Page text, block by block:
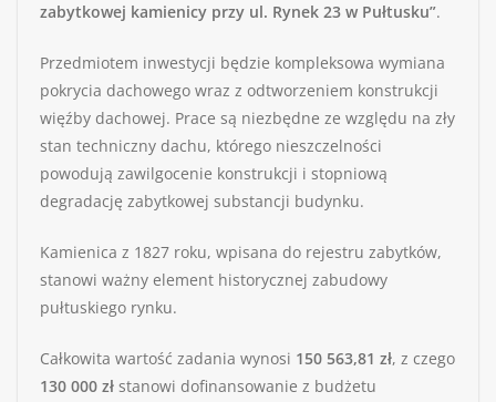
zabytkowej kamienicy przy ul. Rynek 23 w Pułtusku”.
Przedmiotem inwestycji będzie kompleksowa wymiana
pokrycia dachowego wraz z odtworzeniem konstrukcji
więźby dachowej. Prace są niezbędne ze względu na zły
stan techniczny dachu, którego nieszczelności
powodują zawilgocenie konstrukcji i stopniową
degradację zabytkowej substancji budynku.
Kamienica z 1827 roku, wpisana do rejestru zabytków,
stanowi ważny element historycznej zabudowy
pułtuskiego rynku.
Całkowita wartość zadania wynosi 150 563,81 zł, z czego
130 000 zł stanowi dofinansowanie z budżetu